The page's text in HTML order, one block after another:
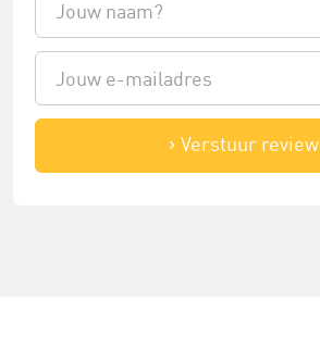
Verstuur review